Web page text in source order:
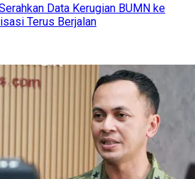
Data Kerugian BUMN ke
Terus Berjalan